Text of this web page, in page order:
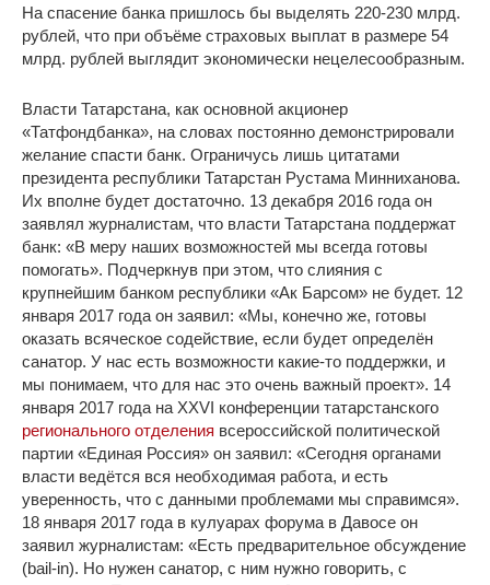
На спасение банка пришлось бы выделять 220-230 млрд.
рублей, что при объёме страховых выплат в размере 54
млрд. рублей выглядит экономически нецелесообразным.
Власти Татарстана, как основной акционер
«Татфондбанка», на словах постоянно демонстрировали
желание спасти банк. Ограничусь лишь цитатами
президента республики Татарстан Рустама Минниханова.
Их вполне будет достаточно. 13 декабря 2016 года он
заявлял журналистам, что власти Татарстана поддержат
банк: «В меру наших возможностей мы всегда готовы
помогать». Подчеркнув при этом, что слияния с
крупнейшим банком республики «Ак Барсом» не будет. 12
января 2017 года он заявил: «Мы, конечно же, готовы
оказать всяческое содействие, если будет определён
санатор. У нас есть возможности какие-то поддержки, и
мы понимаем, что для нас это очень важный проект». 14
января 2017 года на XXVI конференции татарстанского
регионального отделения всероссийской политической
партии «Единая Россия» он заявил: «Сегодня органами
власти ведётся вся необходимая работа, и есть
уверенность, что с данными проблемами мы справимся».
18 января 2017 года в кулуарах форума в Давосе он
заявил журналистам: «Есть предварительное обсуждение
(bail-in). Но нужен санатор, с ним нужно говорить, с